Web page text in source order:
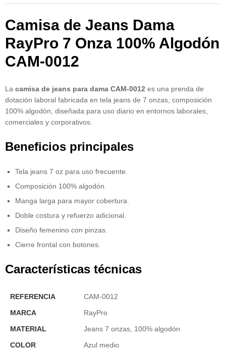
Camisa de Jeans Dama
RayPro 7 Onza 100% Algodón
CAM-0012
La camisa de jeans para dama CAM-0012 es una prenda de
dotación laboral fabricada en tela jeans de 7 onzas, composición
100% algodón, diseñada para uso diario en entornos laborales,
comerciales y corporativos.
Beneficios principales
Tela jeans 7 oz para uso frecuente.
Composición 100% algodón.
Manga larga para mayor cobertura.
Doble costura y refuerzo adicional.
Diseño femenino con pinzas.
Cierre frontal con botones.
Características técnicas
REFERENCIA
CAM-0012
MARCA
RayPro
MATERIAL
Jeans 7 onzas, 100% algodón
COLOR
Azul medio